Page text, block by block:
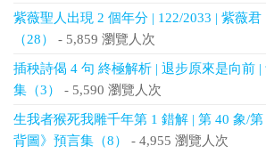
紫薇聖人出現 2 個年分 | 122/2033 | 紫薇
（28）
- 5,859 瀏覽人次
插秧詩偈 4 句 終極解析 | 退步原來是向前 |
集（3）
- 5,590 瀏覽人次
生我者猴死我雕千年第 1 錯解 | 第 40 象/
背圖》預言集（8）
- 4,955 瀏覽人次